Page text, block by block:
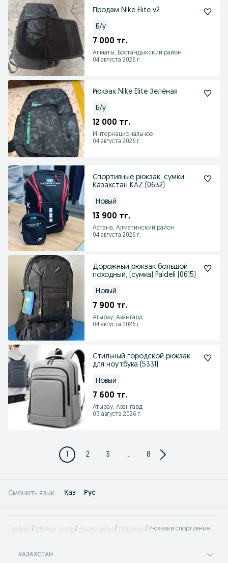
Продам Nike Elite v2
Б/у
7 000 тг.
Алматы, Бостандыкский район
04 августа 2026 г.
Рюкзак Nike Elite Зелёная
Б/у
12 000 тг.
Интернациональное
04 августа 2026 г.
Спортивные рюкзак, сумки
Казахстан KAZ (0632)
Новый
13 900 тг.
Астана, Алматинский район
04 августа 2026 г.
Дорожный рюкзак большой
походный, (сумка) Paideli (0615)
Новый
7 900 тг.
Атырау, Авангард
04 августа 2026 г.
Стильный городской рюкзак
для ноутбука (5331)
Новый
7 600 тг.
Атырау, Авангард
03 августа 2026 г.
1 2 3 ... 8
Сменить язык: Қаз Рус
Главная Мода и стиль Аксессуары Рюкзаки Рюкзаки спортивные
КАЗАХСТАН